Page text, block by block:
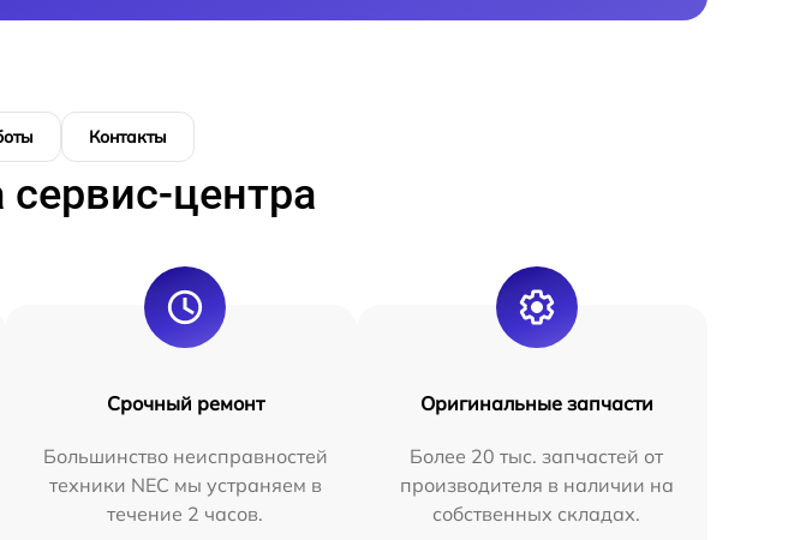
Контакты
центра
Срочный ремонт
Большинство неисправностей
техники NEC мы устраняем в
течение 2 часов.
Оригинальные запчасти
Более 20 тыс. запчастей от
производителя в наличии на
собственных складах.